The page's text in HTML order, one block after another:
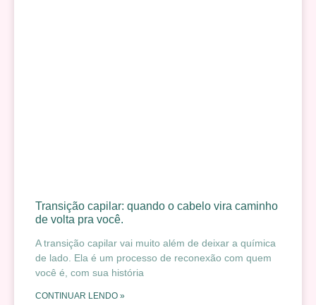
Transição capilar: quando o cabelo vira caminho
de volta pra você.
A transição capilar vai muito além de deixar a química
de lado. Ela é um processo de reconexão com quem
você é, com sua história
CONTINUAR LENDO »